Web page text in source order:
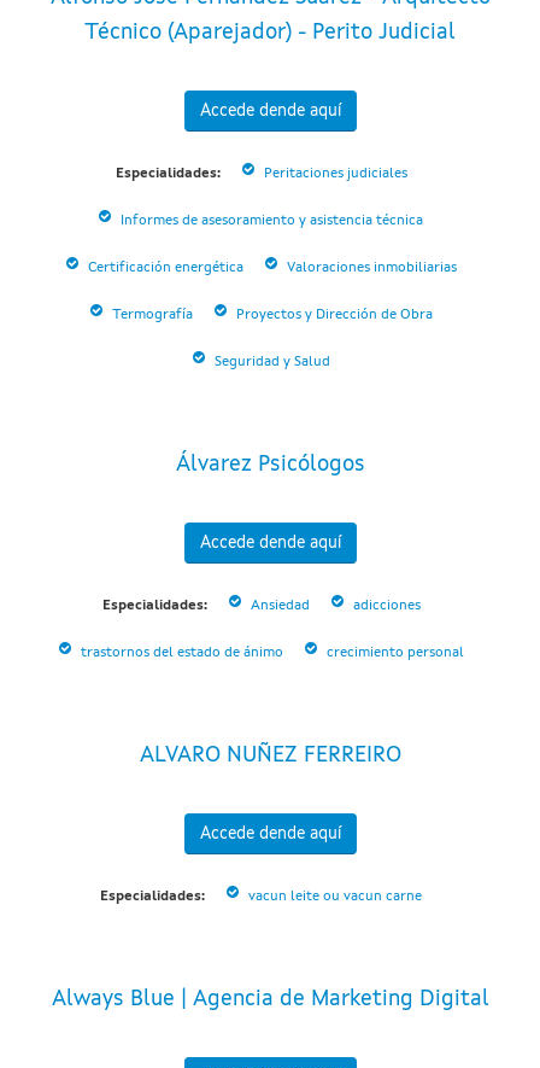
Técnico (Aparejador) - Perito Judicial
Accede dende aquí
Especialidades: Peritaciones judiciales
Informes de asesoramiento y asistencia técnica
Certificación energética Valoraciones inmobiliarias
Termografía Proyectos y Dirección de Obra
Seguridad y Salud
Álvarez Psicólogos
Accede dende aquí
Especialidades: Ansiedad adicciones
trastornos del estado de ánimo crecimiento personal
ALVARO NUÑEZ FERREIRO
Accede dende aquí
Especialidades: vacun leite ou vacun carne
Always Blue | Agencia de Marketing Digital